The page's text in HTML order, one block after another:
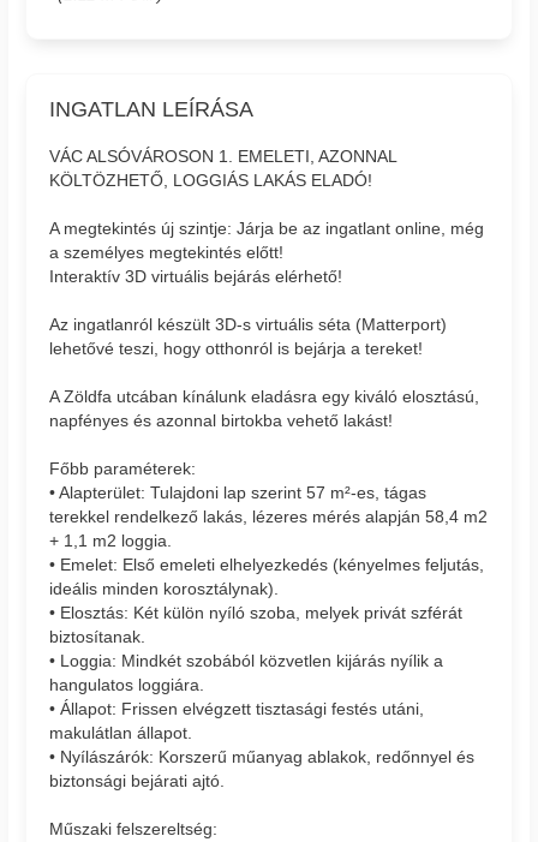
INGATLAN LEÍRÁSA
VÁC ALSÓVÁROSON 1. EMELETI, AZONNAL
KÖLTÖZHETŐ, LOGGIÁS LAKÁS ELADÓ!
A megtekintés új szintje: Járja be az ingatlant online, még
a személyes megtekintés előtt!
Interaktív 3D virtuális bejárás elérhető!
Az ingatlanról készült 3D-s virtuális séta (Matterport)
lehetővé teszi, hogy otthonról is bejárja a tereket!
A Zöldfa utcában kínálunk eladásra egy kiváló elosztású,
napfényes és azonnal birtokba vehető lakást!
Főbb paraméterek:
• Alapterület: Tulajdoni lap szerint 57 m²-es, tágas
terekkel rendelkező lakás, lézeres mérés alapján 58,4 m2
+ 1,1 m2 loggia.
• Emelet: Első emeleti elhelyezkedés (kényelmes feljutás,
ideális minden korosztálynak).
• Elosztás: Két külön nyíló szoba, melyek privát szférát
biztosítanak.
• Loggia: Mindkét szobából közvetlen kijárás nyílik a
hangulatos loggiára.
• Állapot: Frissen elvégzett tisztasági festés utáni,
makulátlan állapot.
• Nyílászárók: Korszerű műanyag ablakok, redőnnyel és
biztonsági bejárati ajtó.
Műszaki felszereltség: